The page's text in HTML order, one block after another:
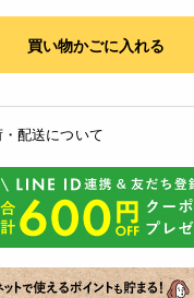
買い物かごに入れる
配送について